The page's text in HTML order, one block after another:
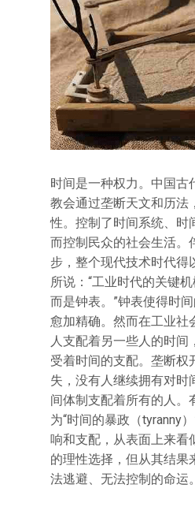
时间是一种权力。中国古
教会通过垄断天文和历法
性。控制了时间系统、时
而控制民众的社会生活。
步，整个现代技术时代得
所说：“工业时代的关键
而是钟表。”钟表使得时
愈加精确。然而在工业社
人支配着另一些人的时间
受着时间的支配。垄断权
失，没有人继续拥有对时
间体制支配着所有的人。
为“时间的暴政（tyranny
响和支配，从表面上来看
的理性选择，但从其结果
法逃避、无法控制的命运。